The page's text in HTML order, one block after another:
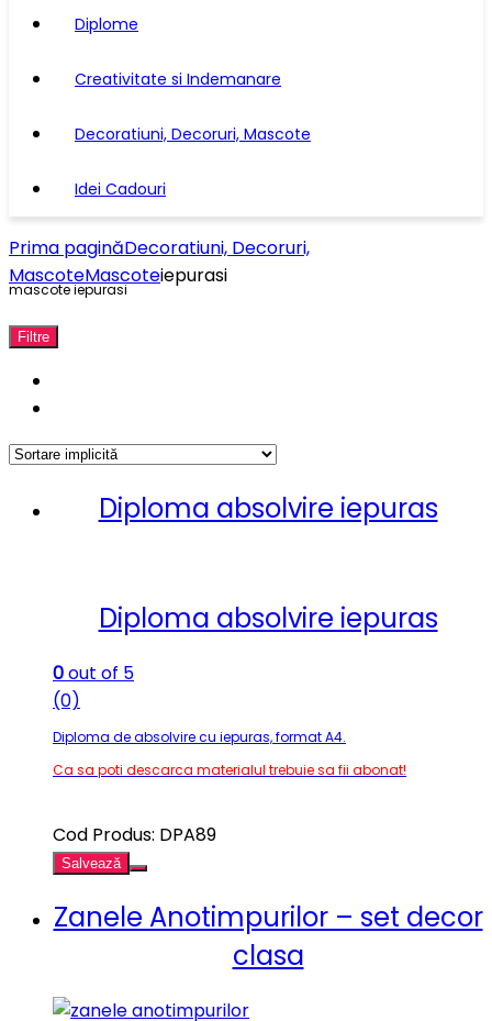
Diplome
Creativitate si Indemanare
Decoratiuni, Decoruri, Mascote
Idei Cadouri
Prima paginăDecoratiuni, Decoruri,
MascoteMascoteiepurasi
mascote iepurasi
Filtre
Diploma absolvire iepuras
Diploma absolvire iepuras
0out of 5
(0)
Diploma de absolvire cu iepuras, format A4.
Ca sa poti descarca materialul trebuie sa fii abonat!
Cod Produs: DPA89
Salvează
Zanele Anotimpurilor – set decor
clasa